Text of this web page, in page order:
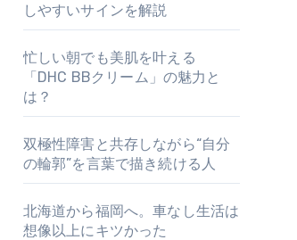
しやすいサインを解説
忙しい朝でも美肌を叶える
「DHC BBクリーム」の魅力と
は？
双極性障害と共存しながら“自分
の輪郭”を言葉で描き続ける人
北海道から福岡へ。車なし生活は
想像以上にキツかった